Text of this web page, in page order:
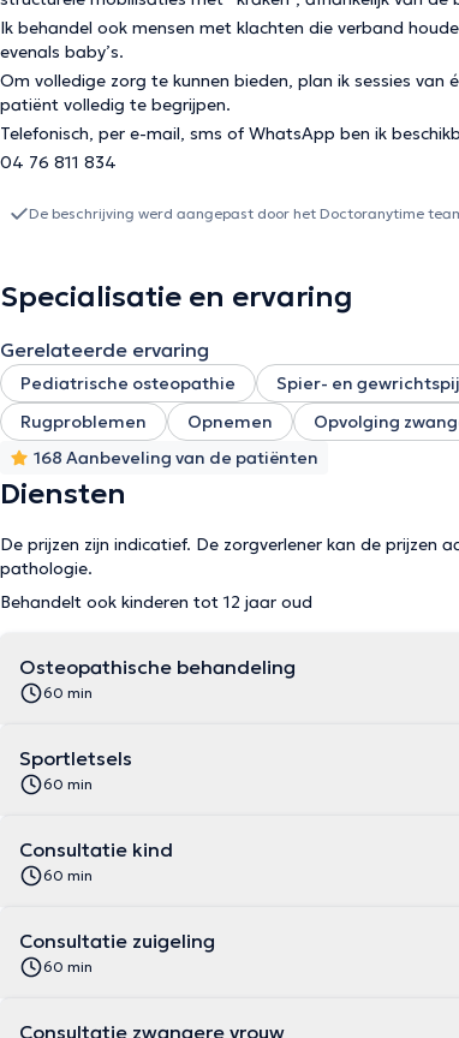
Ik behandel ook mensen met klachten die verband
evenals baby’s.
Om volledige zorg te kunnen bieden, plan ik sessies
patiënt volledig te begrijpen.
Telefonisch, per e-mail, sms of WhatsApp ben ik
04 76 811 834
De beschrijving werd aangepast door het Doctoranytime
Specialisatie en ervaring
Gerelateerde ervaring
Pediatrische osteopathie Spier- en
Rugproblemen
Opnemen
Opvolging
168 Aanbeveling van de patiënten
Diensten
De prijzen zijn indicatief. De zorgverlener kan de prijzen
pathologie.
Behandelt ook kinderen tot 12 jaar oud
Osteopathische behandeling
60 min
Sportletsels
60 min
Consultatie kind
60 min
Consultatie zuigeling
60 min
Consultatie zwangere vrouw